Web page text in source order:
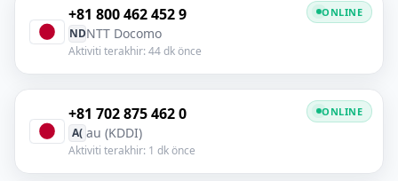
+81 800 462 452 9
NDNTT Docomo
Aktiviti terakhir: 44 dk önce
ONLINE
+81 702 875 462 0
A( au (KDDI)
Aktiviti terakhir: 1 dk önce
ONLINE